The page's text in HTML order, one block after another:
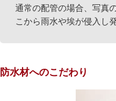
通常の配管の場合、写真
こから雨水や埃が侵入し
防水材へのこだわり